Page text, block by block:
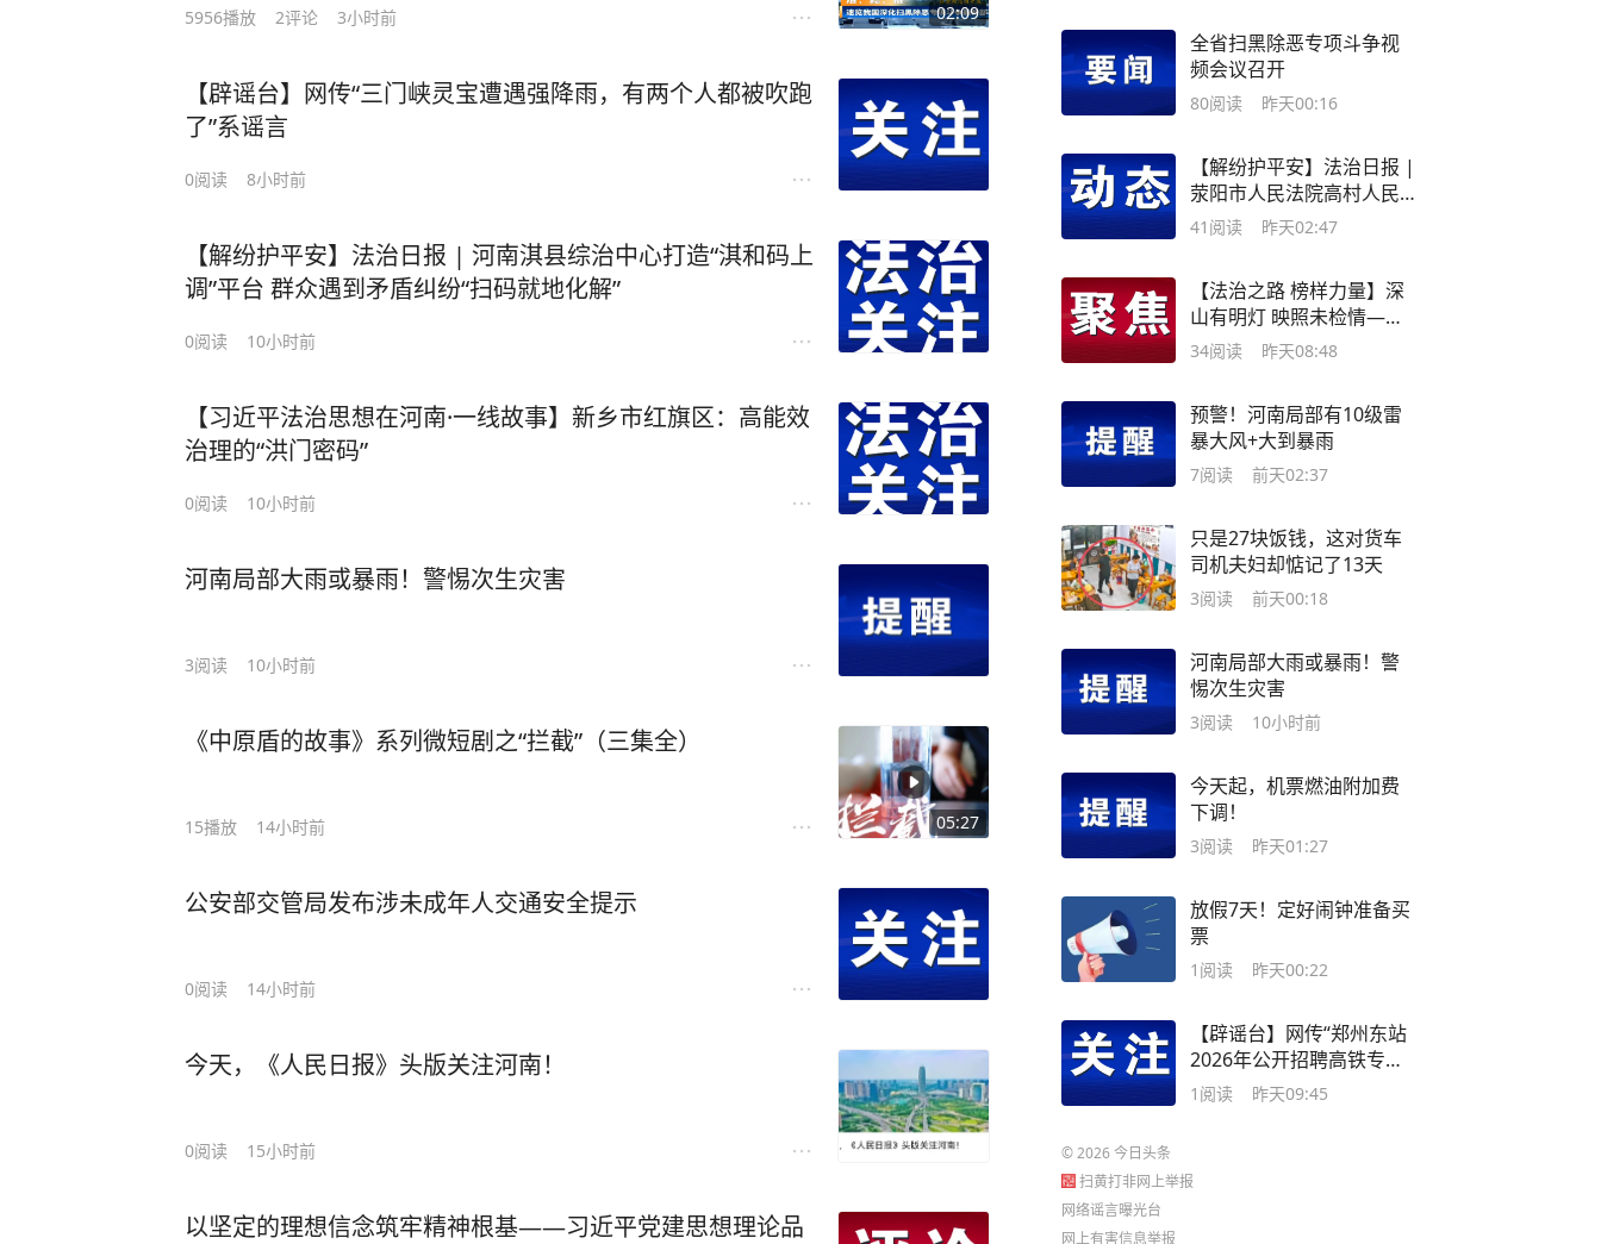
02:09
5956播放 2评论 3小时前
【辟谣台】网传“三门峡灵宝遭遇强降雨，有两个人都被吹跑
了”系谣言
0阅读 8小时前
【解纷护平安】法治日报 | 河南淇县综治中心打造“淇和码上
调”平台 群众遇到矛盾纠纷“扫码就地化解”
0阅读 10小时前
【习近平法治思想在河南·一线故事】新乡市红旗区：高能效
治理的“洪门密码”
0阅读 10小时前
河南局部大雨或暴雨！警惕次生灾害
3阅读 10小时前
05:27
《中原盾的故事》系列微短剧之“拦截”（三集全）
15播放 14小时前
公安部交管局发布涉未成年人交通安全提示
0阅读 14小时前
今天，《人民日报》头版关注河南！
0阅读 15小时前
以坚定的理想信念筑牢精神根基——习近平党建思想理论品
全省扫黑除恶专项斗争视
频会议召开
80阅读 昨天00:16
【解纷护平安】法治日报 |
荥阳市人民法院高村人民
法庭：“石榴籽”聚合力 “同
41 阅读 昨天02:47
【法治之路 榜样力量】深
山有明灯 映照未检情——
记三门峡市卢氏县人民检
34阅读 昨天08:48
预警！河南局部有10级雷
暴大风+大到暴雨
7阅读 前天02:37
只是27块饭钱，这对货车
司机夫妇却惦记了13天
3阅读 前天00:18
河南局部大雨或暴雨！警
惕次生灾害
3阅读 10小时前
今天起，机票燃油附加费
下调！
3阅读 昨天01:27
放假7天！定好闹钟准备买
票
1 阅读 昨天00:22
【辟谣台】网传“郑州东站
2026年公开招聘高铁专职
乘务员”为不实信息
1 阅读 昨天09:45
©2026今日头条
扫黄打非网上举报
网络谣言曝光台
网上有害信息举报